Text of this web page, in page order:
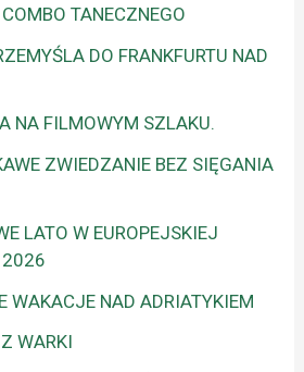
TANECZNEGO
DO FRANKFURTU NAD
NA FILMOWYM SZLAKU.
ZWIEDZANIE BEZ SIĘGANIA
LATO W EUROPEJSKIEJ
2026
WAKACJE NAD ADRIATYKIEM
WARKI